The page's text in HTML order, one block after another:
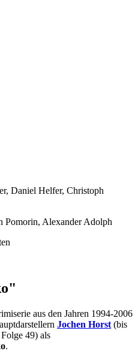
Daniel Helfer, Christoph
Pomorin, Alexander Adolph
aus den Jahren 1994-2006
Jochen Horst (bis
49) als
.